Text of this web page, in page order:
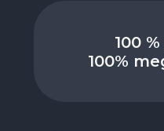
100
100%